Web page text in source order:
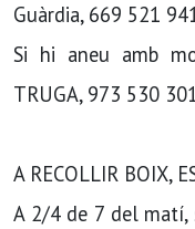
Guàrdia, 669 521
Si hi aneu amb
TRUGA, 973 530
A RECOLLIR BOIX,
A 2/4 de 7 del matí,